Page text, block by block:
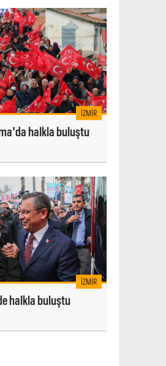
İZMIR
halkla buluştu
İZMIR
halkla buluştu